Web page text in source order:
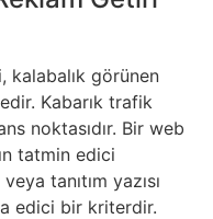
kalabalık görünen
Kabarık trafik
noktasıdır. Bir web
tatmin edici
tanıtım yazısı
edici bir kriterdir.